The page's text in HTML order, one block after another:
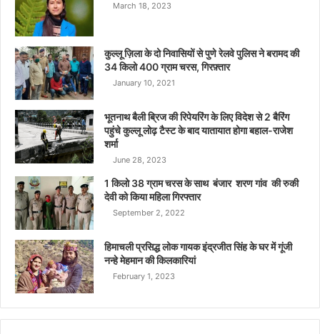
March 18, 2023
कुल्लू ज़िला के दो निवासियों से पुणे रेलवे पुलिस ने बरामद की
34 किलो 400 ग्राम चरस, गिरफ़्तार
January 10, 2021
भूतनाथ बैली ब्रिज की रिपेयरिंग के लिए विदेश से 2 बैरिंग
पहुंचे कुल्लू लोढ़ टैस्ट के बाद यातायात होगा बहाल-राजेश
शर्मा
June 28, 2023
1 किलो 38 ग्राम चरस के साथ बंजार शरण गांव की रुकी
देवी को किया महिला गिरफ्तार
September 2, 2022
हिमाचली प्रसिद्ध लोक गायक इंद्रजीत सिंह के घर में गूंजी
नन्हे मेहमान की किलकारियां
February 1, 2023